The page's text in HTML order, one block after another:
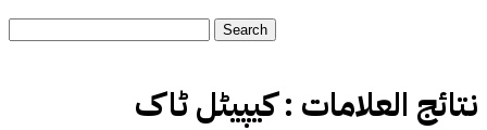
نتائج العلامات :کیپیٹل ٹاک